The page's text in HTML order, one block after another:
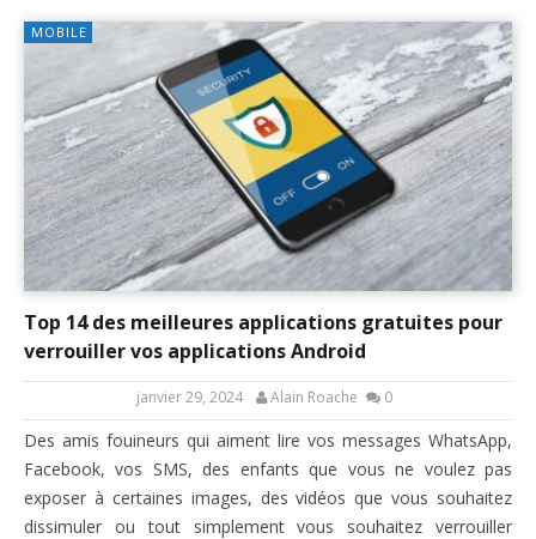
MOBILE
Top 14 des meilleures applications gratuites pour
verrouiller vos applications Android
janvier 29, 2024 Alain Roache 0
Des amis fouineurs qui aiment lire vos messages WhatsApp,
Facebook, vos SMS, des enfants que vous ne voulez pas
exposer à certaines images, des vidéos que vous souhaitez
dissimuler ou tout simplement vous souhaitez verrouiller